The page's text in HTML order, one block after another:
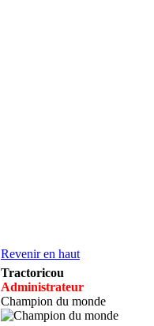
Revenir en haut
Tractoricou
Administrateur
Champion du monde